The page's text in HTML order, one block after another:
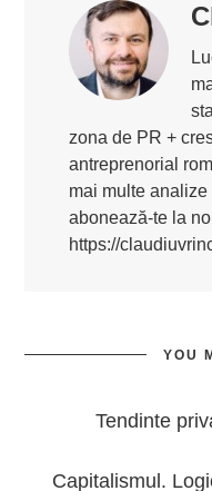
zona de PR +
antreprenorial
mai multe
abonează-te la
https://
YOU
Tendinte
Capitalismul.